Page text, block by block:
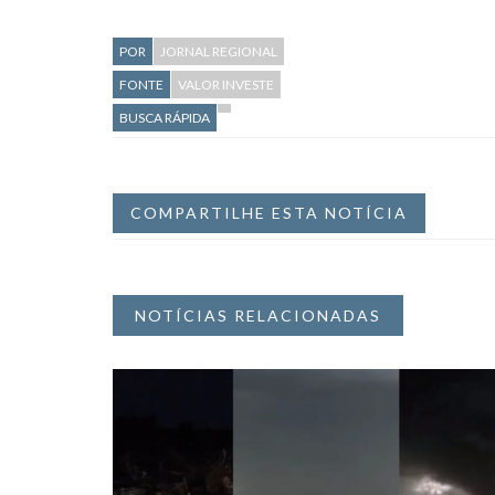
POR
JORNAL REGIONAL
FONTE
VALOR INVESTE
BUSCA RÁPIDA
COMPARTILHE ESTA NOTÍCIA
NOTÍCIAS RELACIONADAS